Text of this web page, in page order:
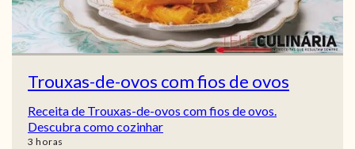
Trouxas-de-ovos com fios de ovos
Receita de Trouxas-de-ovos com fios de ovos.
Descubra como cozinhar
3 horas
horas